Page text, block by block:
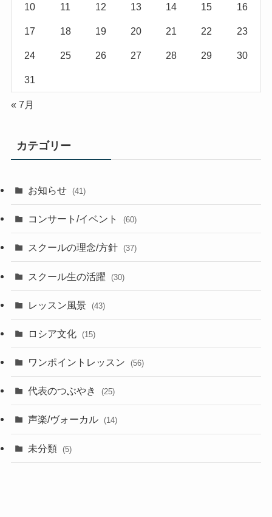
10 11 12 13 14 15 16
17 18 19 20 21 22 23
24 25 26 27 28 29 30
31
« 7月
カテゴリー
お知らせ (41)
コンサート/イベント (60)
スクールの理念/方針 (37)
スクール生の活躍 (30)
レッスン風景 (43)
ロシア文化 (15)
ワンポイントレッスン (56)
代表のつぶやき (25)
声楽/ヴォーカル (14)
未分類 (5)